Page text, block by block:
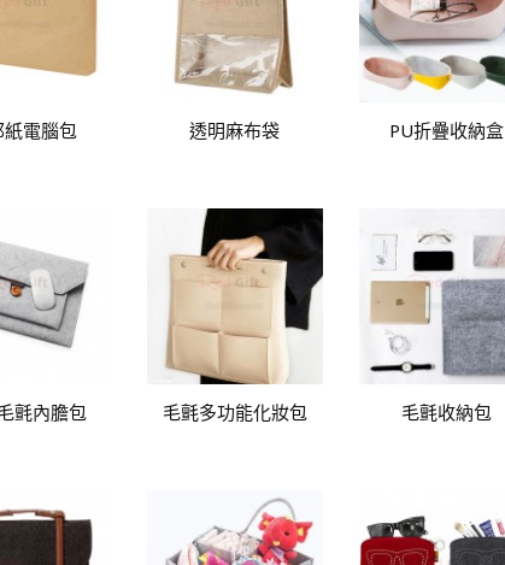
紙電腦包 透明麻布袋 PU折疊收納盒
氈內膽包 毛氈多功能化妝包 毛氈收納包